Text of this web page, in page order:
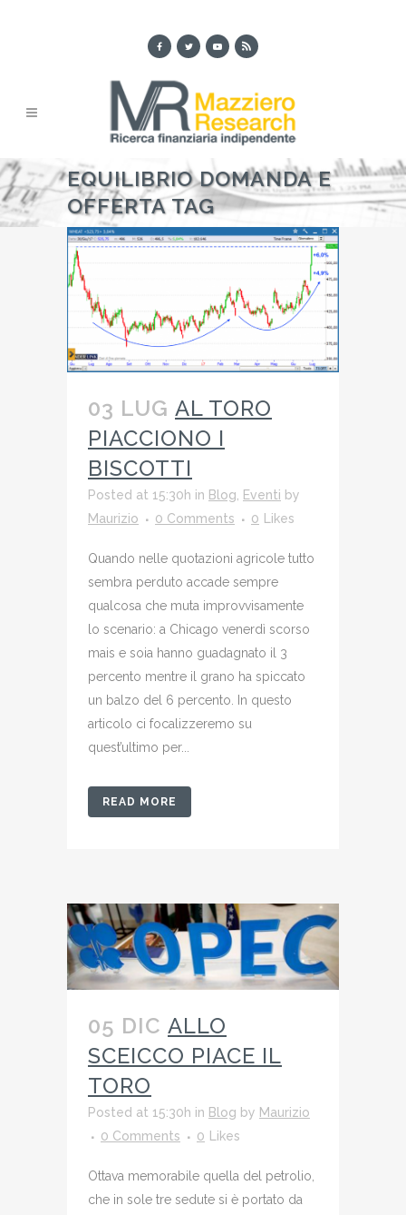
EQUILIBRIO DOMANDA E
OFFERTA TAG
03 LUG AL TORO
PIACCIONO I
BISCOTTI
Posted at 15:30h in Blog, Eventi by
Maurizio
0 Comments 0 Likes
Quando nelle quotazioni agricole tutto
sembra perduto accade sempre
qualcosa che muta improvvisamente
lo scenario: a Chicago venerdì scorso
mais e soia hanno guadagnato il 3
percento mentre il grano ha spiccato
un balzo del 6 percento. In questo
articolo ci focalizzeremo su
quest’ultimo per...
READ MORE
05 DIC ALLO
SCEICCO PIACE IL
TORO
Posted at 15:30h in Blog by Maurizio
0 Comments
0 Likes
Ottava memorabile quella del petrolio,
che in sole tre sedute si è portato da